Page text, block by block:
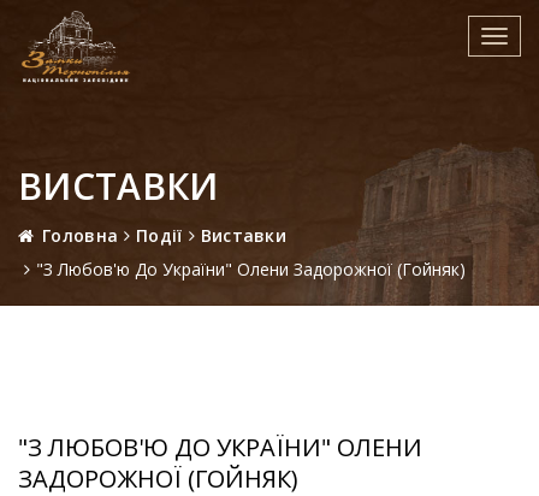
ВИСТАВКИ
Головна Події
Виставки
"З Любов'ю До України" Олени Задорожної (Гойняк)
"З ЛЮБОВ'Ю ДО УКРАЇНИ" ОЛЕНИ
ЗАДОРОЖНОЇ (ГОЙНЯК)